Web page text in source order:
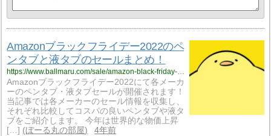
Amazonブラックフライデー2022のペ
ンタブと液タブのセールまとめ！
https://www.ballmaru.com/sale/amazon-black-friday-pentablet-2022
Amazonブラックフライデー2022にて各メーカ
ーのペンタブ・液タブセールが開催されます！
当記事では各メーカーのセール情報を収集し、
それぞれ比較してコスパの良いペンタブや液タ
ブをご紹介します。 今年は世界的な物価上昇
[…]
ぼーる丸の部屋
4年前